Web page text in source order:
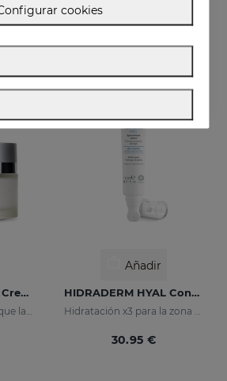
Tus básicos de hidratación en un pack
HIDRADERM HYAL Crema Nutritiva
Crema nutritiva para que las pieles secas
Añadir
HIDRADERM HYAL Contorno De Ojos
Hidratación x3 para la zona del contorno de ojo
30.95 €
cookies